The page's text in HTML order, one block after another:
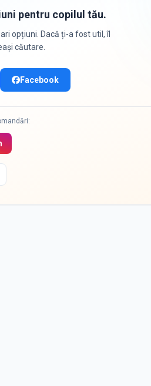
pentru copilul tău.
opțiuni. Dacă ți-a fost util, îl
căutare.
Facebook